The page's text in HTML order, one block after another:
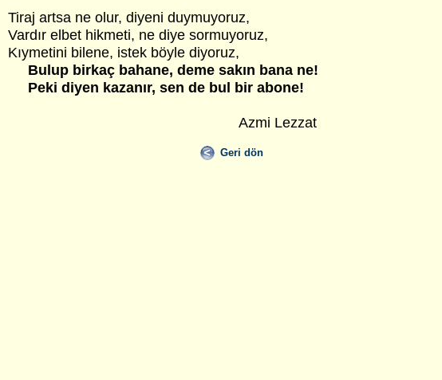
Tiraj artsa ne olur, diyeni duymuyoruz,
Vardır elbet hikmeti, ne diye sormuyoruz,
Kıymetini bilene, istek böyle diyoruz,
Bulup birkaç bahane, deme sakın bana ne!
Peki diyen kazanır, sen de bul bir abone!
Azmi Lezzat
Geri dön